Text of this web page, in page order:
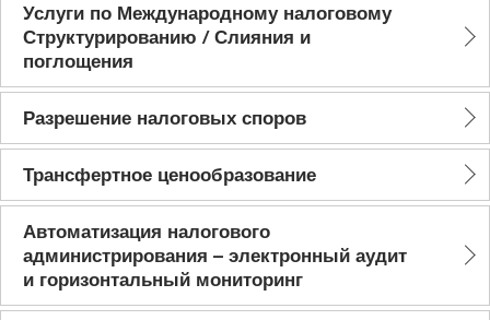
Услуги по Международному налоговому
Структурированию / Слияния и
поглощения
Разрешение налоговых споров
Трансфертное ценообразование
Автоматизация налогового
администрирования – электронный аудит
и горизонтальный мониторинг